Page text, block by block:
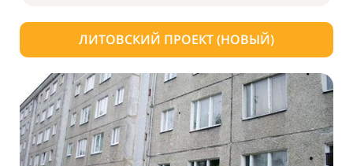
ЛИТОВСКИЙ ПРОЕКТ (НОВЫЙ)